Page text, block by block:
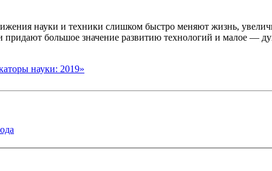
науки и техники слишком быстро меняют жизнь,
большое значение развитию технологий и малое —
науки: 2019»